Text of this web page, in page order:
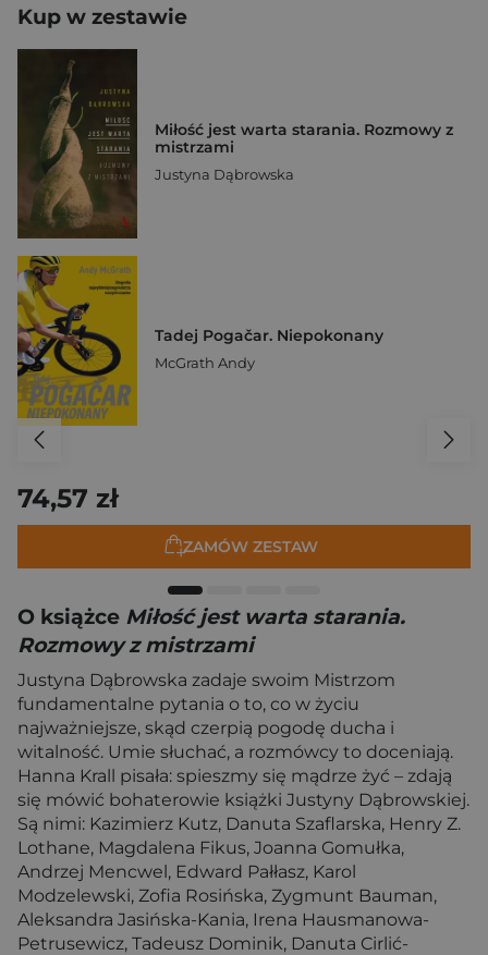
Kup w zestawie
Miłość jest warta starania. Rozmowy z
mistrzami
Justyna Dąbrowska
Tadej Pogačar. Niepokonany
McGrath Andy
74,57 zł
ZAMÓW ZESTAW
O książce Miłość jest warta starania.
Rozmowy z mistrzami
Justyna Dąbrowska zadaje swoim Mistrzom
fundamentalne pytania o to, co w życiu
najważniejsze, skąd czerpią pogodę ducha i
witalność. Umie słuchać, a rozmówcy to doceniają.
Hanna Krall pisała: spieszmy się mądrze żyć – zdają
się mówić bohaterowie książki Justyny Dąbrowskiej.
Są nimi: Kazimierz Kutz, Danuta Szaflarska, Henry Z.
Lothane, Magdalena Fikus, Joanna Gomułka,
Andrzej Mencwel, Edward Pałłasz, Karol
Modzelewski, Zofia Rosińska, Zygmunt Bauman,
Aleksandra Jasińska-Kania, Irena Hausmanowa-
Petrusewicz, Tadeusz Dominik, Danuta Cirlić-